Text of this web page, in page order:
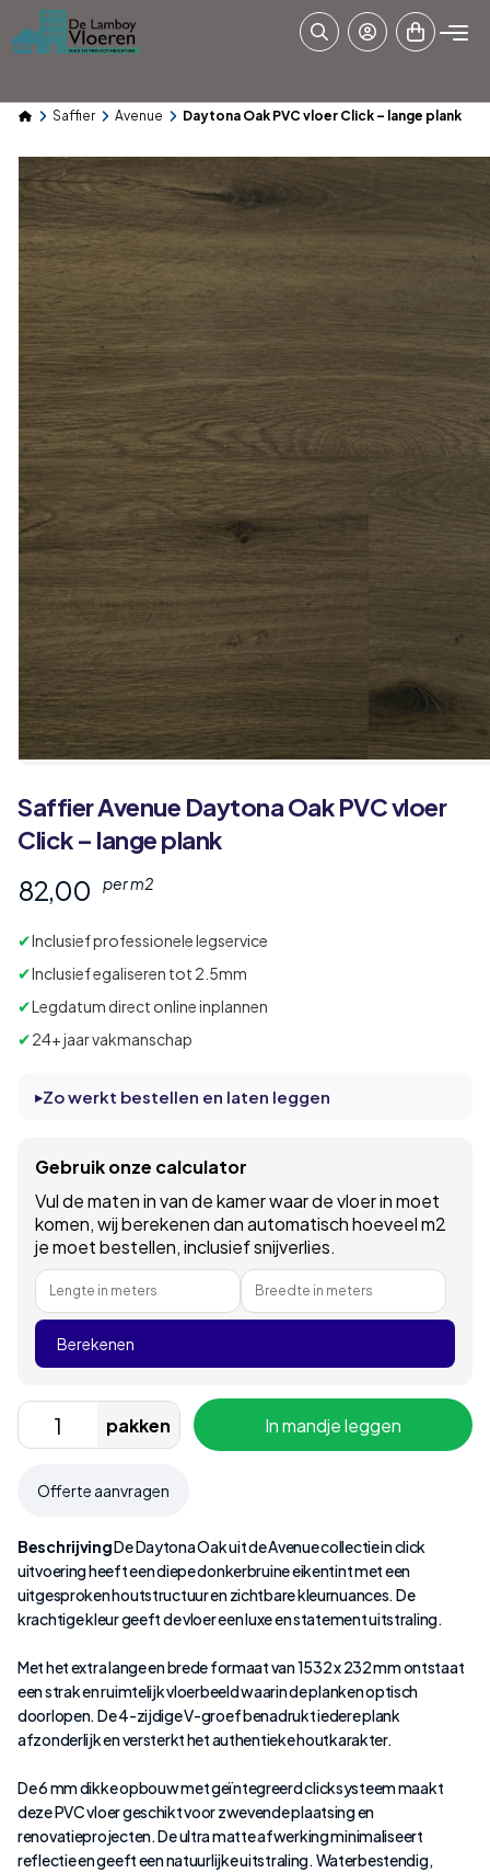
Saffier Avenue Daytona Oak PVC vloer Click – lange plank
SaffierAvenue Daytona Oak PVC vloer
Click – lange plank
82,00 per m2
✔Inclusief professionele legservice
✔Inclusief egaliseren tot 2.5mm
✔Legdatum direct online inplannen
✔24+ jaar vakmanschap
Zo werkt bestellen en laten leggen
Gebruik onze calculator
Vul de maten in van de kamer waar de vloer in moet
komen, wij berekenen dan automatisch hoeveel m2
je moet bestellen, inclusief snijverlies.
Lengte in meters Breedte in meters
Berekenen
pakken In mandje leggen
Offerte aanvragen
BeschrijvingDe Daytona Oak uit de Avenue collectie in click
uitvoering heeft een diepe donkerbruine eikentint met een
uitgesproken houtstructuur en zichtbare kleurnuances. De
krachtige kleur geeft de vloer een luxe en statement uitstraling.
Met het extra lange en brede formaat van 1532 x 232 mm ontstaat
een strak en ruimtelijk vloerbeeld waarin de planken optisch
doorlopen. De 4-zijdige V-groef benadrukt iedere plank
afzonderlijk en versterkt het authentieke houtkarakter.
De 6 mm dikke opbouw met geïntegreerd clicksysteem maakt
deze PVC vloer geschikt voor zwevende plaatsing en
renovatieprojecten. De ultra matte afwerking minimaliseert
reflectie en geeft een natuurlijke uitstraling. Waterbestendig,